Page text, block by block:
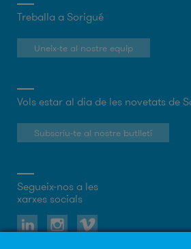
Treballa a Sorigué
Uneix-te al nostre equip
Vols estar al dia de les novetats de
Subscriu-te al nostre butlletí
Segueix-nos a les
xarxes socials